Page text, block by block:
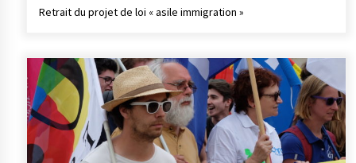
Retrait du projet de loi « asile immigration »